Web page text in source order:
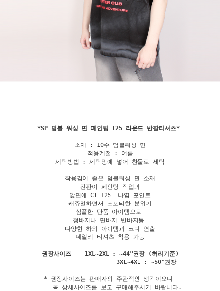
*SP 덤블 워싱 면 페인팅 125 라운드 반팔티셔츠
소재 : 10수 덤블워싱 면
적용계절 : 여름
세탁방법 : 세탁망에 넣어 찬물로 세탁
착용감이 좋은 덤블워싱 면 소재
전판이 페인팅 작업과
앞면에 CT 125  나염 포인트
캐쥬얼하면서 스포티한 분위기
심플한 단품 아이템으로
청바지나 면바지 반바지등
다양한 하의 아이템과 코디 연출
데일리 티셔츠 착용 가능
권장사이즈    1XL~2XL : ~44"권장 (허리기준)
                     3XL~4XL : ~50"권장
* 권장사이즈는 판매자의 주관적인 생각이오니